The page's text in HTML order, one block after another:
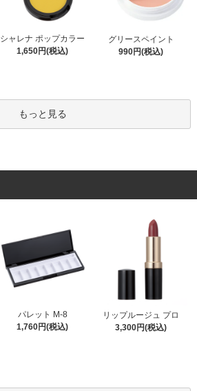
シャレナ ポップカラー
1,650円(税込)
グリースペイント
990円(税込)
もっと見る
パレット M-8
1,760円(税込)
リップルージュ プロ
3,300円(税込)